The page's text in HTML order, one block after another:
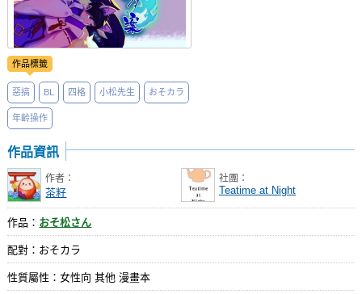
作品標籤
惡搞 BL 四格 小松先生 おそカラ
年齡操作
作品資訊
作者：
茶籽
社團：
Teatime at Night
作品： おそ松さん
配對：おそカラ
性質屬性：女性向 其他 漫畫本